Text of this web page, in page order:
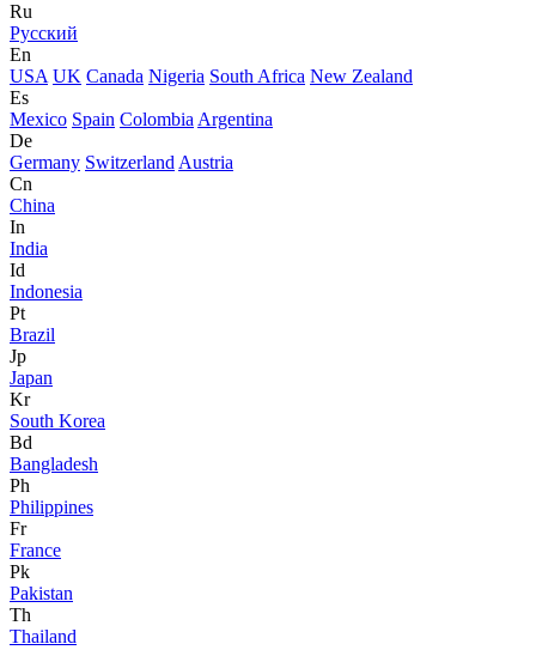
Ru
Русский
En
USA UK Canada Nigeria South Africa New Zealand
Es
Mexico Spain Colombia Argentina
De
Germany Switzerland Austria
Cn
China
In
India
Id
Indonesia
Pt
Brazil
Jp
Japan
Kr
South Korea
Bd
Bangladesh
Ph
Philippines
Fr
France
Pk
Pakistan
Th
Thailand